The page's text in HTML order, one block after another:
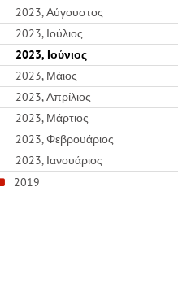
2023, Αύγουστος
2023, Ιούλιος
2023, Ιούνιος
2023, Μάιος
2023, Απρίλιος
2023, Μάρτιος
2023, Φεβρουάριος
2023, Ιανουάριος
2019